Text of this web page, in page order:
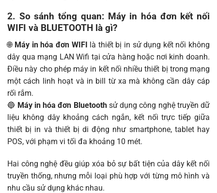
2. So sánh tổng quan: Máy in hóa đơn kết nối
WIFI và BLUETOOTH là gì?
🌐 Máy in hóa đơn WIFI là thiết bị in sử dụng kết nối không
dây qua mạng LAN Wifi tại cửa hàng hoặc nơi kinh doanh.
Điều này cho phép máy in kết nối nhiều thiết bị trong mạng
một cách linh hoạt và in bill từ xa mà không cần dây cáp
rối rắm.
🔵 Máy in hóa đơn Bluetoothsử dụng công nghệ truyền dữ
liệu không dây khoảng cách ngắn, kết nối trực tiếp giữa
thiết bị in và thiết bị di động như smartphone, tablet hay
POS, với phạm vi tối đa khoảng 10 mét.
Hai công nghệ đều giúp xóa bỏ sự bất tiện của dây kết nối
truyền thống, nhưng mỗi loại phù hợp với từng mô hình và
nhu cầu sử dụng khác nhau.